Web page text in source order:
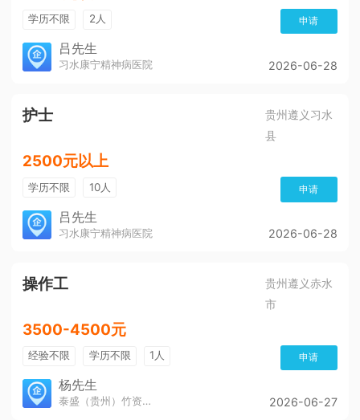
学历不限 2人 申请
吕先生
习水康宁精神病医院 2026-06-28
护士
贵州遵义习水
县
2500元以上
学历不限 10人 申请
吕先生
习水康宁精神病医院 2026-06-28
操作工
贵州遵义赤水
市
3500-4500元
经验不限 学历不限 1人 申请
杨先生
泰盛（贵州）竹资源发展有限公司 2026-06-27